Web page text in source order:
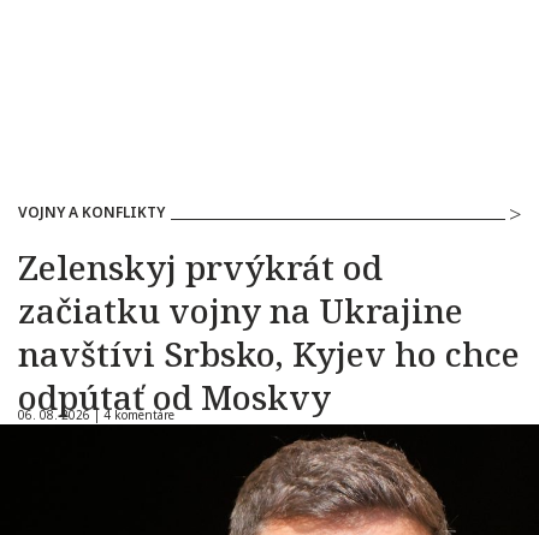
VOJNY A KONFLIKTY
Zelenskyj prvýkrát od
začiatku vojny na Ukrajine
navštívi Srbsko, Kyjev ho chce
odpútať od Moskvy
06. 08. 2026 | 4 komentáre